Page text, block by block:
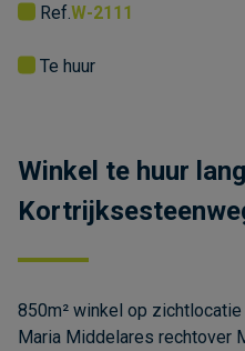
Ref. W-2111
Te huur
Winkel te huur
850m² winkel op
Maria Middelares rechtover